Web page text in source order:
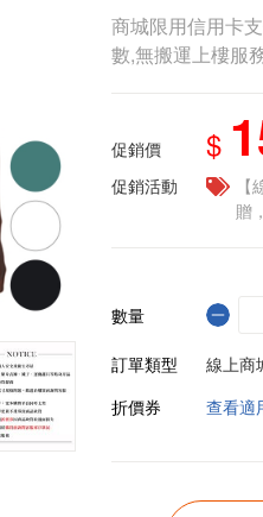
商城限用信用卡
數,無搬運上樓服
促銷價 $
促銷活動
贈
數量
訂單類型
線上商
折價券
查看適